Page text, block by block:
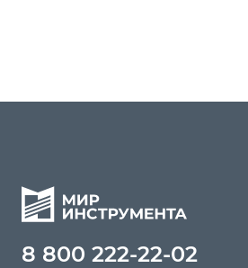
8 800 222-22-02